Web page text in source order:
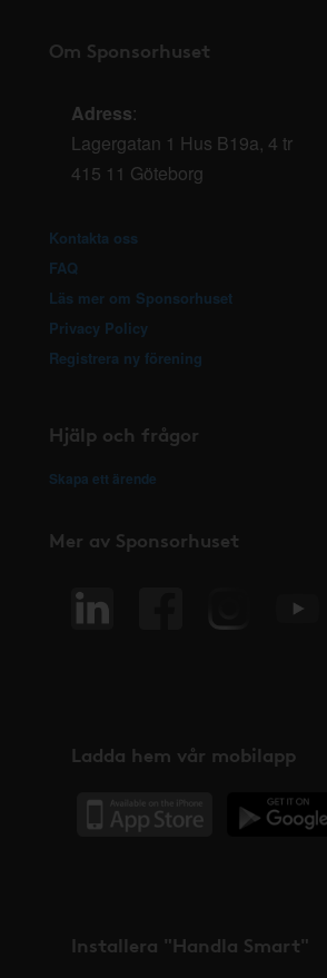
Om Sponsorhuset
Adress:
Lagergatan 1 Hus B19a, 4 tr
415 11 Göteborg
Kontakta oss
FAQ
Läs mer om Sponsorhuset
Privacy Policy
Registrera ny förening
Hjälp och frågor
Skapa ett ärende
Mer av Sponsorhuset
Ladda hem vår mobilapp
Installera "Handla Smart"